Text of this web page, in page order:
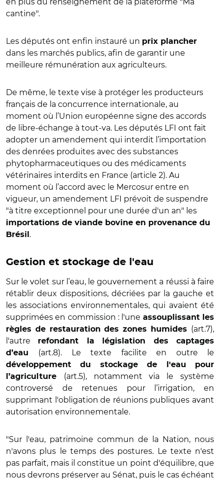
cantine".
Les députés ont enfin instauré un prix plancher
dans les marchés publics, afin de garantir une
meilleure rémunération aux agriculteurs.
De même, le texte vise à protéger les producteurs
français de la concurrence internationale, au
moment où l’Union européenne signe des accords
de libre-échange à tout-va. Les députés LFI ont fait
adopter un amendement qui interdit l’importation
des denrées produites avec des substances
phytopharmaceutiques ou des médicaments
vétérinaires interdits en France (article 2). Au
moment où l’accord avec le Mercosur entre en
vigueur, un amendement LFI prévoit de suspendre
"à titre exceptionnel pour une durée d'un an" les
importations de viande bovine en provenance du
Brésil .
Gestion et stockage de l'eau
Sur le volet sur l’eau, le gouvernement a réussi à faire
rétablir deux dispositions, décriées par la gauche et
les associations environnementales, qui avaient été
supprimées en commission : l'une assouplissant les
règles de restauration des zones humides (art.7),
l'autre
refondant la législation des captages
d’eau (art.8). Le texte facilite en outre le
développement du stockage de l'eau pour
l’agriculture (art.5), notamment via le système
controversé de retenues pour l’irrigation, en
supprimant l'obligation de réunions publiques avant
autorisation environnementale.
"Sur l'eau, patrimoine commun de la Nation, nous
n'avons plus le temps des postures. Le texte n'est
pas parfait, mais il constitue un point d'équilibre, que
nous devrons préserver au Sénat, puis le cas échéant